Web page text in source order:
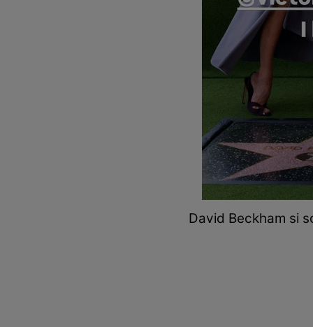
David Beckham si